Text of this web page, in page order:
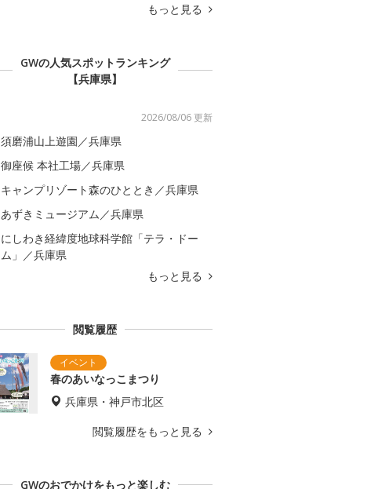
もっと見る
GWの人気スポットランキング
【兵庫県】
2026/08/06 更新
須磨浦山上遊園／兵庫県
御座候 本社工場／兵庫県
キャンプリゾート森のひととき／兵庫県
あずきミュージアム／兵庫県
にしわき経緯度地球科学館「テラ・ドー
ム」／兵庫県
もっと見る
閲覧履歴
春のあいなっこまつり
兵庫県・神戸市北区
閲覧履歴をもっと見る
GWのおでかけをもっと楽しむ